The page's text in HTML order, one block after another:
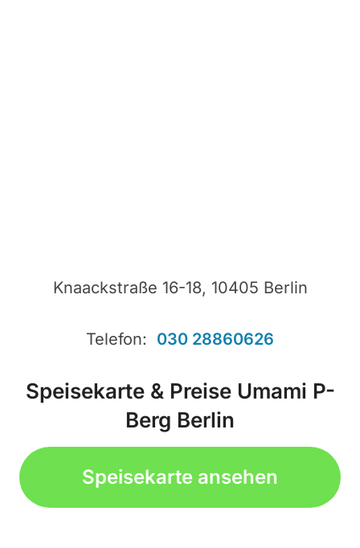
Knaackstraße 16-18, 10405 Berlin
Telefon: 030 28860626
Speisekarte & Preise Umami P-
Berg Berlin
Speisekarte ansehen